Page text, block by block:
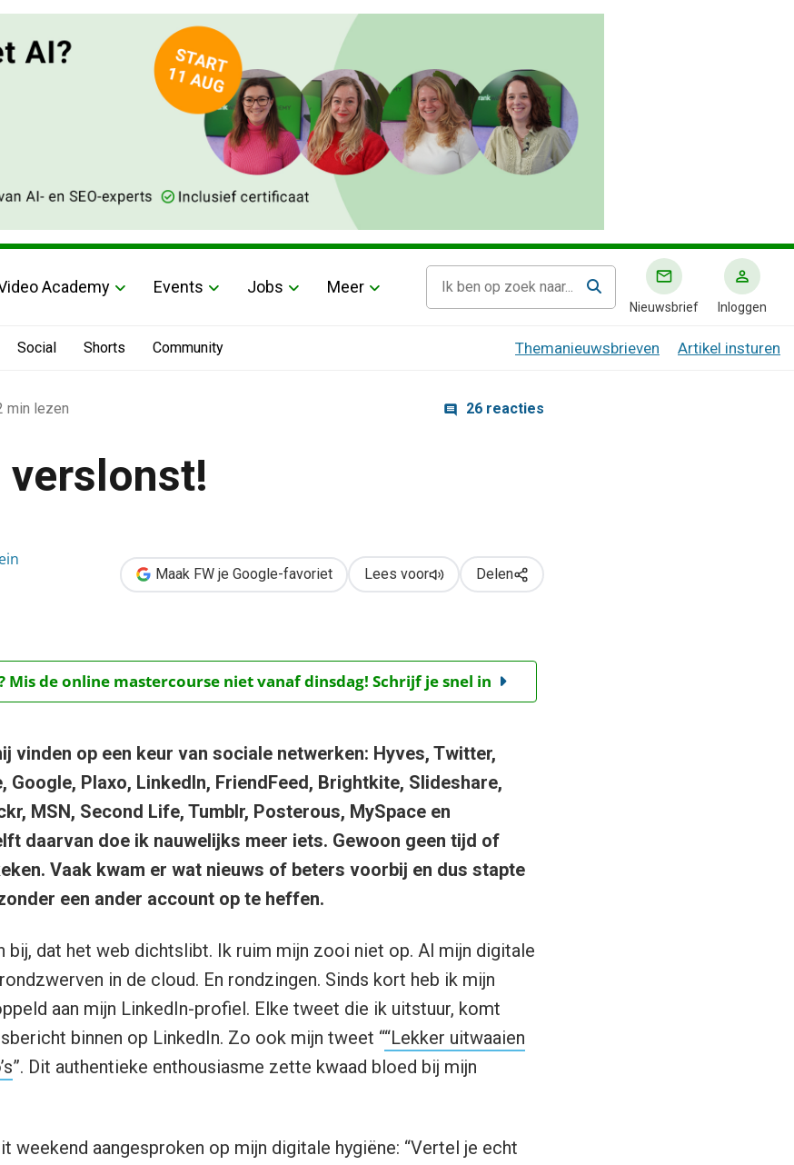
Academy Events Jobs Meer
Nieuwsbrief Inloggen
Social Shorts Community Themanieuwsbrieven Artikel insturen
min lezen 26 reacties
verslonst!
Maak FW je Google-favoriet Lees voor Delen
Mis de online mastercourse niet vanaf dinsdag! Schrijf je snel in
vinden op een keur van sociale netwerken: Hyves, Twitter,
Google, Plaxo, LinkedIn, FriendFeed, Brightkite, Slideshare,
MSN, Second Life, Tumblr, Posterous, MySpace en
daarvan doe ik nauwelijks meer iets. Gewoon geen tijd of
Vaak kwam er wat nieuws of beters voorbij en dus stapte
een ander account op te heffen.
bij, dat het web dichtslibt. Ik ruim mijn zooi niet op. Al mijn digitale
in de cloud. En rondzingen. Sinds kort heb ik mijn
aan mijn LinkedIn-profiel. Elke tweet die ik uitstuur, komt
binnen op LinkedIn. Zo ook mijn tweet ““Lekker uitwaaien
”. Dit authentieke enthousiasme zette kwaad bloed bij mijn
weekend aangesproken op mijn digitale hygiëne: “Vertel je echt